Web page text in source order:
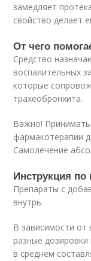
замедляет
свойство делает
От чего
Средство
воспалительных
которые
трахеобронхита.
Важно!
фармакотерапии
Самолечение
Инструкция
Препараты с
внутрь.
В зависимости от
разные
в среднем